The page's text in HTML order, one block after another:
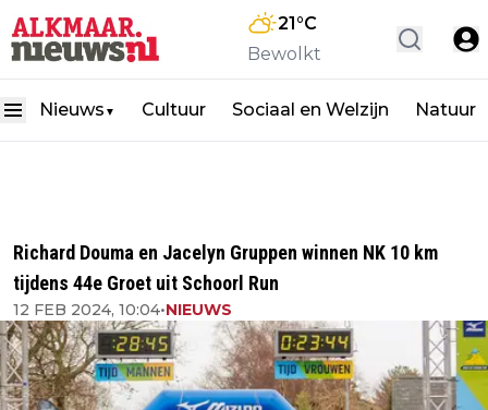
21°C
Bewolkt
Nieuws ▼ Cultuur Sociaal en Welzijn Natuur
Richard Douma en Jacelyn Gruppen winnen NK 10 km
tijdens 44e Groet uit Schoorl Run
12 FEB 2024, 10:04•NIEUWS